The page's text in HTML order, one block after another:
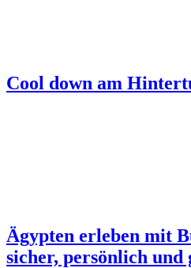
Cool down am
Ägypten erleben mit
sicher, persönlich und